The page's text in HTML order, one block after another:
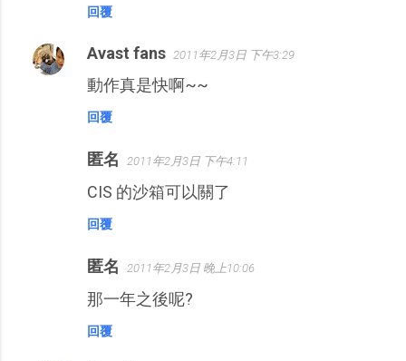
回覆
Avast fans 2011年2月3日 下午3:29
動作真是快啊~~
回覆
匿名 2011年2月3日 下午4:11
CIS 的沙箱可以關了
回覆
匿名 2011年2月3日 晚上10:06
那一年之後呢?
回覆